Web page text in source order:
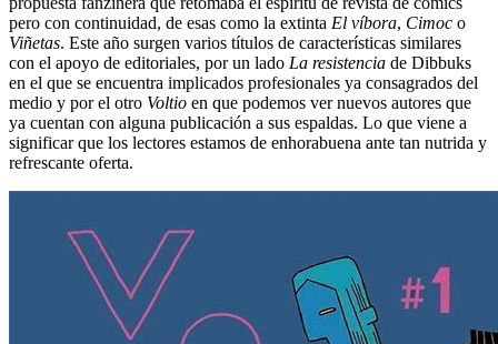
pero con continuidad, de esas como la extinta El víbora, Cimoc o
Viñetas. Este año surgen varios títulos de características similares
con el apoyo de editoriales, por un lado La resistencia de Dibbuks
en el que se encuentra implicados profesionales ya consagrados del
medio y por el otro Voltio en que podemos ver nuevos autores que
ya cuentan con alguna publicación a sus espaldas. Lo que viene a
significar que los lectores estamos de enhorabuena ante tan nutrida y
refrescante oferta.